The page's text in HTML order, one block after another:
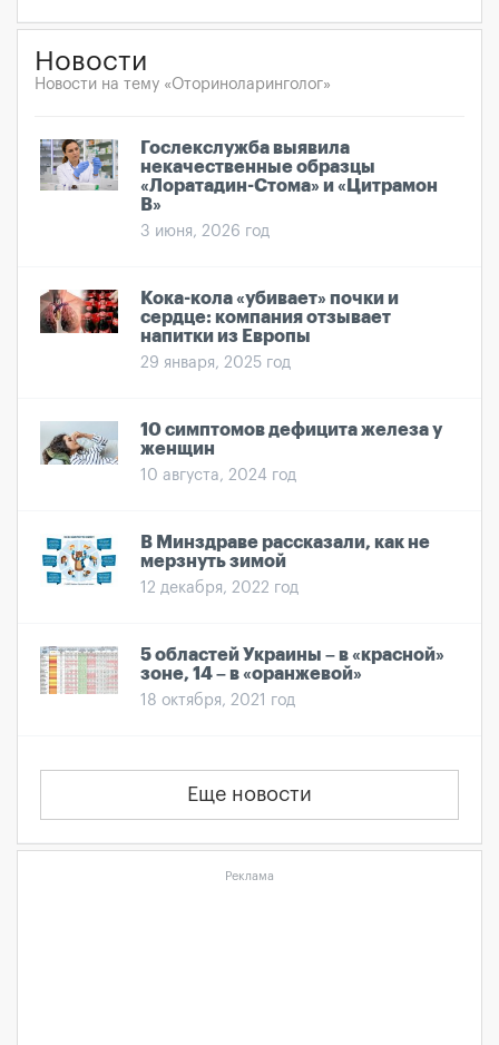
Новости
Новости на тему «Оториноларинголог»
Гослекслужба выявила
некачественные образцы
«Лоратадин-Стома» и «Цитрамон
В»
3 июня, 2026 год
Кока-кола «убивает» почки и
сердце: компания отзывает
напитки из Европы
29 января, 2025 год
10 симптомов дефицита железа у
женщин
10 августа, 2024 год
В Минздраве рассказали, как не
мерзнуть зимой
12 декабря, 2022 год
5 областей Украины – в «красной»
зоне, 14 – в «оранжевой»
18 октября, 2021 год
Еще новости
Реклама